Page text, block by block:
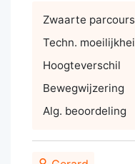
Zwaarte parcours
Techn.
Hoogteverschil
Bewegwijzering
Alg. beoordeling